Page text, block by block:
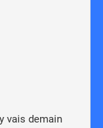
vais demain